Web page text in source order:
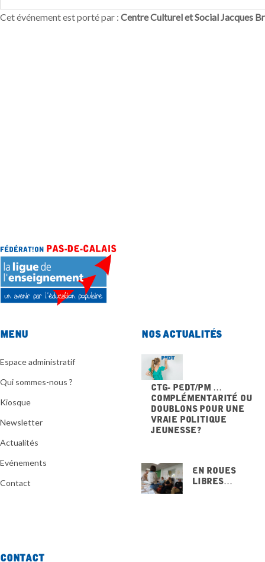
Cet événement est porté par : Centre Culturel et Social Jacques
Menu
Espace administratif
Qui sommes-nous ?
Kiosque
Newsletter
Actualités
Evénements
Contact
Nos actualités
CTG- PEdT/PM …
Complémentarité ou
doublons pour une
vraie politique
jeunesse ?
En Roues
Libres…
Contact